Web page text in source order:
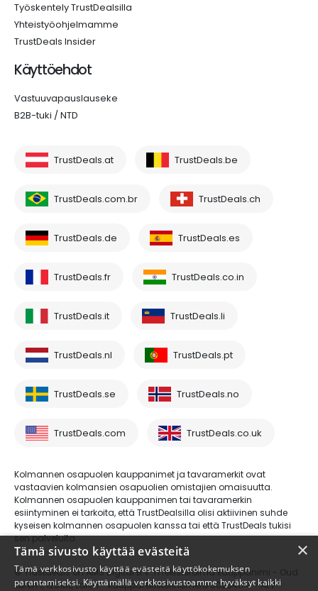
Työskentely TrustDealsilla
Yhteistyöohjelmamme
TrustDeals Insider
Käyttöehdot
Vastuuvapauslauseke
B2B-tuki / NTD
TrustDeals.at TrustDeals.be
TrustDeals.com.br TrustDeals.ch
TrustDeals.de TrustDeals.es
TrustDeals.fr TrustDeals.co.in
TrustDeals.it TrustDeals.li
TrustDeals.nl TrustDeals.pt
TrustDeals.se TrustDeals.no
TrustDeals.com TrustDeals.co.uk
Kolmannen osapuolen kauppanimet ja tavaramerkit ovat
vastaavien kolmansien osapuolien omistajien omaisuutta.
Kolmannen osapuolen kauppanimen tai tavaramerkin
esiintyminen ei tarkoita, että TrustDealsilla olisi aktiivinen suhde
kyseisen kolmannen osapuolen kanssa tai että TrustDeals tukisi
sen palveluita.
© Trustdeals on AMS Digital B.V.:n rekisteröimä kauppanimi - Oud
Laren 1, 1251BL, Laren - kaupparekisterinumero 80264174 - ALV-
×
Tämä sivusto käyttää evästeitä
Tämä verkkosivusto käyttää evästeitä käyttökokemuksen
parantamiseksi. Käyttämällä verkkosivustoamme hyväksyt kaikki